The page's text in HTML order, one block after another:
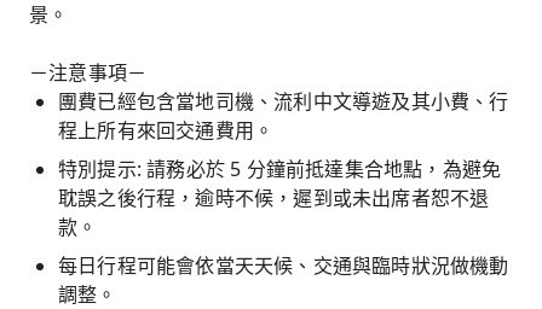
景。
－注意事項－
團費已經包含當地司機、流利中文導遊及其小費、行
程上所有來回交通費用。
特別提示: 請務必於 5 分鐘前抵達集合地點，為避免
耽誤之後行程，逾時不候，遲到或未出席者恕不退
款。
每日行程可能會依當天天候、交通與臨時狀況做機動
調整。